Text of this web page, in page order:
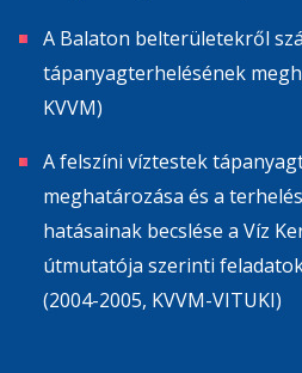
A Balaton belterületekről
tápanyagterhelésének
KVVM)
A felszíni víztestek
meghatározása és a
hatásainak becslése a Víz
útmutatója szerinti
(2004-2005, KVVM-VITUKI)